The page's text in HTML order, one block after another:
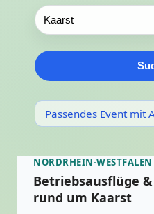
Passendes Event mit
NORDRHEIN-WESTFALEN
Betriebsausflüge
rund um Kaarst